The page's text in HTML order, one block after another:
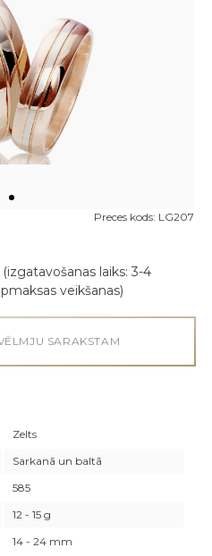
Preces kods: LG207
(izgatavošanas laiks: 3-4
veikšanas)
SARAKSTAM
Zelts
Sarkanā un baltā
585
12 - 15 g
14 - 24 mm